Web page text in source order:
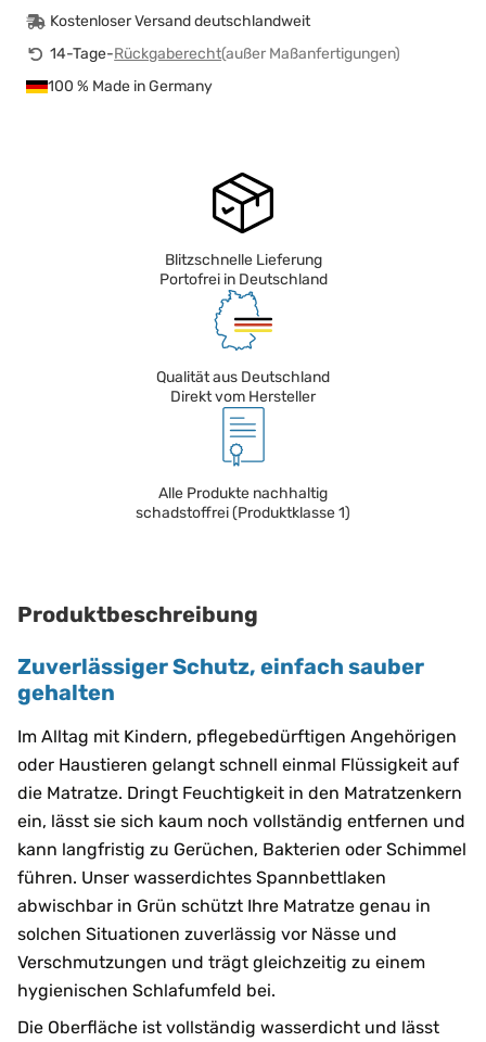
Kostenloser Versand deutschlandweit
14-Tage-Rückgaberecht(außer Maßanfertigungen)
100 % Made in Germany
Blitzschnelle Lieferung
Portofrei in Deutschland
Qualität aus Deutschland
Direkt vom Hersteller
Alle Produkte nachhaltig
schadstoffrei (Produktklasse 1)
Produktbeschreibung
Zuverlässiger Schutz, einfach sauber
gehalten
Im Alltag mit Kindern, pflegebedürftigen Angehörigen
oder Haustieren gelangt schnell einmal Flüssigkeit auf
die Matratze. Dringt Feuchtigkeit in den Matratzenkern
ein, lässt sie sich kaum noch vollständig entfernen und
kann langfristig zu Gerüchen, Bakterien oder Schimmel
führen. Unser wasserdichtes Spannbettlaken
abwischbar in Grün schützt Ihre Matratze genau in
solchen Situationen zuverlässig vor Nässe und
Verschmutzungen und trägt gleichzeitig zu einem
hygienischen Schlafumfeld bei.
Die Oberfläche ist vollständig wasserdicht und lässt